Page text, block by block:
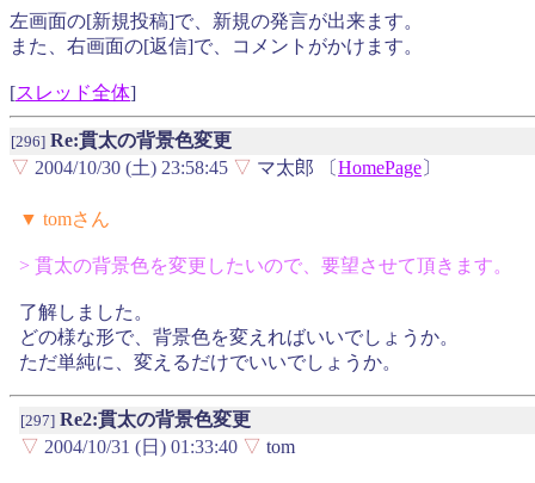
左画面の[新規投稿]で、新規の発言が出来ます。
また、右画面の[返信]で、コメントがかけます。
[スレッド全体]
[296] Re:貫太の背景色変更
▽ 2004/10/30 (土) 23:58:45 ▽ マ太郎 〔HomePage〕
▼ tomさん
> 貫太の背景色を変更したいので、要望させて頂きます。
了解しました。
どの様な形で、背景色を変えればいいでしょうか。
ただ単純に、変えるだけでいいでしょうか。
[297] Re2:貫太の背景色変更
▽ 2004/10/31 (日) 01:33:40 ▽ tom